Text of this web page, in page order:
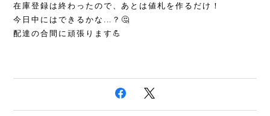
在庫登録は終わったので、あとは値札を作るだけ！
今日中にはできるかな...？🤔
配達の合間に頑張ります💪